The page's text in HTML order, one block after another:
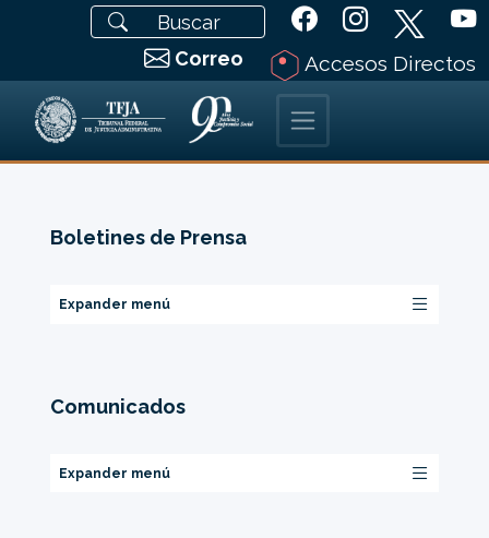
Correo Accesos Directos
Boletines de Prensa
Expander menú
Comunicados
Expander menú